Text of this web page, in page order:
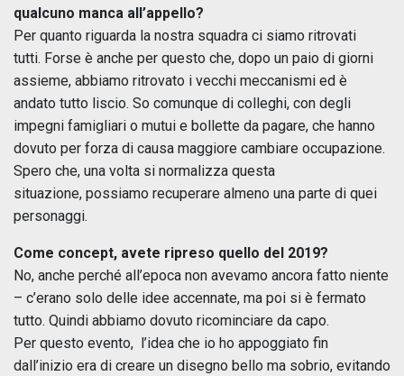
qualcuno manca all’appello?
Per quanto riguarda la nostra squadra ci siamo ritrovati
tutti. Forse è anche per questo che, dopo un paio di giorni
assieme, abbiamo ritrovato i vecchi meccanismi ed è
andato tutto liscio. So comunque di colleghi, con degli
impegni famigliari o mutui e bollette da pagare, che hanno
dovuto per forza di causa maggiore cambiare occupazione.
Spero che, una volta si normalizza questa
situazione, possiamo recuperare almeno una parte di quei
personaggi.
Come concept, avete ripreso quello del 2019?
No, anche perché all’epoca non avevamo ancora fatto niente
– c’erano solo delle idee accennate, ma poi si è fermato
tutto. Quindi abbiamo dovuto ricominciare da capo.
Per questo evento, l’idea che io ho appoggiato fin
dall’inizio era di creare un disegno bello ma sobrio, evitando